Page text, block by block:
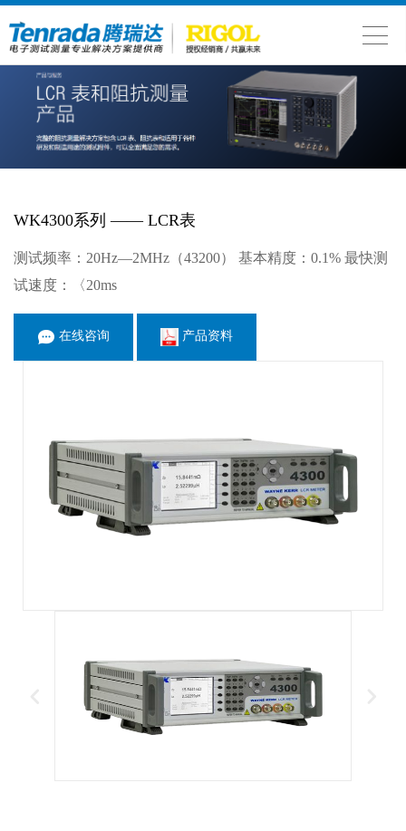
WK4300系列 —— LCR表
测试频率：20Hz—2MHz（43200） 基本精度：0.1% 最快测
试速度：〈20ms
在线咨询 产品资料